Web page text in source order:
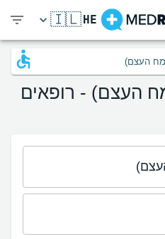
HE
🇮🇱
העצם)
העצם) - רופאים